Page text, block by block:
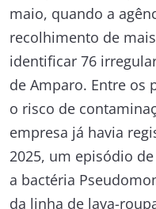
maio, quando a
recolhimento de
identificar 76
de Amparo. Entre os
o risco de
empresa já havia
2025, um episódio
a bactéria
da linha de lava-